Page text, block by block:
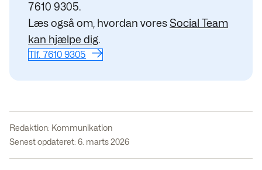
7610 9305.
Læs også om, hvordan vores Social Team
kan hjælpe dig.
Tlf. 7610 9305
Redaktion: Kommunikation
Senest opdateret: 6. marts 2026